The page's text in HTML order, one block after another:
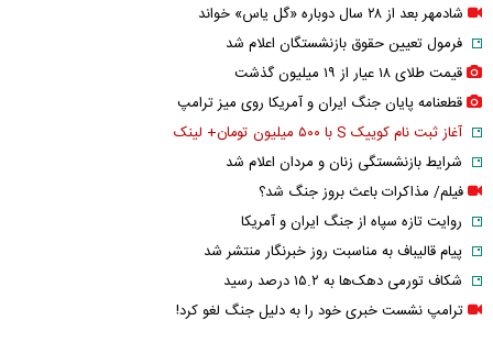
شادمهر بعد از ۲۸ سال دوباره «گل یاس» خواند
فرمول تعیین حقوق بازنشستگان اعلام شد
قیمت طلای ۱۸ عیار از ۱۹ میلیون گذشت
قطعنامه پایان جنگ ایران و آمریکا روی میز ترامپ
آغاز ثبت نام کوییک S با ۵۰۰ میلیون تومان+ لینک
شرایط بازنشستگی زنان و مردان اعلام شد
فیلم/ مذاکرات باعث بروز جنگ شد؟
روایت تازه سپاه از جنگ ایران و آمریکا
پیام قالیباف به مناسبت روز خبرنگار منتشر شد
شکاف تورمی دهک‌ها به ۱۵.۲ درصد رسید
ترامپ نشست خبری خود را به دلیل جنگ لغو کرد!